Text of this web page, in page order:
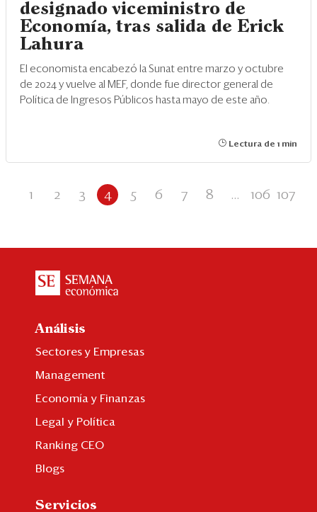
designado viceministro de
Economía, tras salida de Erick
Lahura
El economista encabezó la Sunat entre marzo y octubre
de 2024 y vuelve al MEF, donde fue director general de
Política de Ingresos Públicos hasta mayo de este año.
Lectura de 1 min
1 2 3 4 5 6 7 8 ... 106 107
Análisis
Sectores y Empresas
Management
Economía y Finanzas
Legal y Política
Ranking CEO
Blogs
Servicios